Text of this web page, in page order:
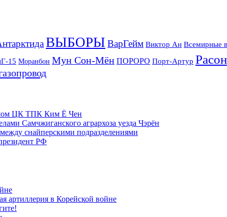
ВЫБОРЫ ВарГейм Виктор Ан Всемирные
15 Моранбон Мун Сон-Мён ПОРОРО Порт-Артур Расон
ЦК ТПК Ким Ё Чен
Самчжиганского агрархоза уезда Чэрён
снайперскими подразделениями
РФ
артиллерия в Корейской войне